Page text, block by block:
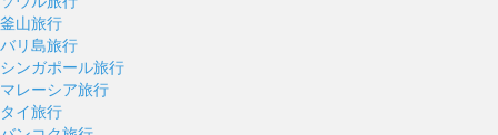
釜山旅行
バリ島旅行
シンガポール旅行
マレーシア旅行
タイ旅行